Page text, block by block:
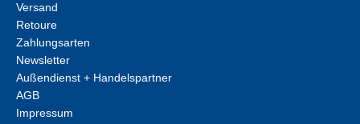
Versand
Retoure
Zahlungsarten
Newsletter
Außendienst + Handelspartner
AGB
Impressum